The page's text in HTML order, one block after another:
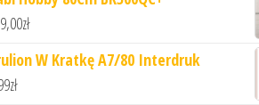
zł
W Kratkę A7/80 Interdruk
zł